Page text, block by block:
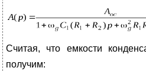
Считая, что емкости
получим: